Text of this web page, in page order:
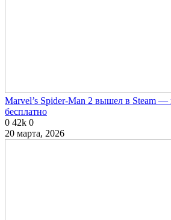
Marvel’s Spider-Man 2 вышел в Steam —
бесплатно
0 42k 0
20 марта, 2026